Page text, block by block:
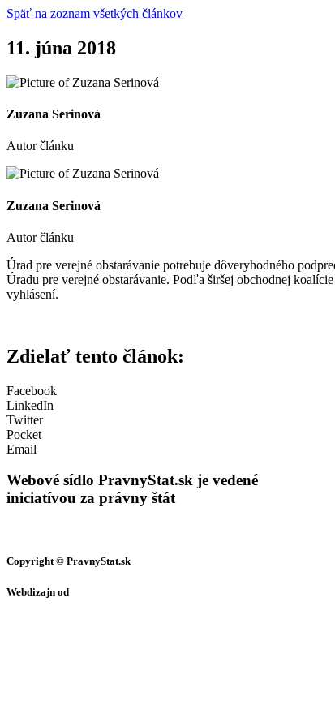
Späť na zoznam všetkých článkov
11. júna 2018
Zuzana Serinová
Autor článku
Zuzana Serinová
Autor článku
Úrad pre verejné obstarávanie potrebuje dôveryhodného
Úradu pre verejné obstarávanie. Podľa širšej obchodnej
vyhlásení.
Zdielať tento článok:
Facebook
LinkedIn
Twitter
Pocket
Email
Webové sídlo PravnyStat.sk je vedené
iniciatívou za právny štát
Copyright © PravnyStat.sk
Webdizajn od